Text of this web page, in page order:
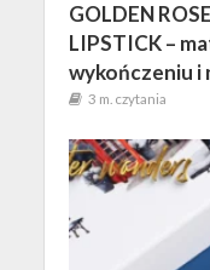
GOLDEN
LIPSTICK –
wykończeniu i
3 m. czytania